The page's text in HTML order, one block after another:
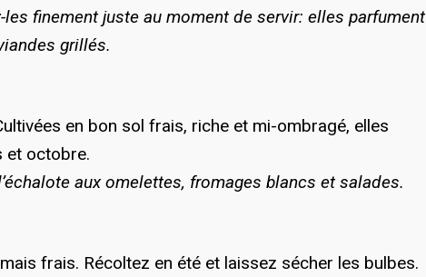
finement juste au moment de servir: elles parfument
grillés.
en bon sol frais, riche et mi-ombragé, elles
et octobre.
aux omelettes, fromages blancs et salades.
frais. Récoltez en été et laissez sécher les bulbes.